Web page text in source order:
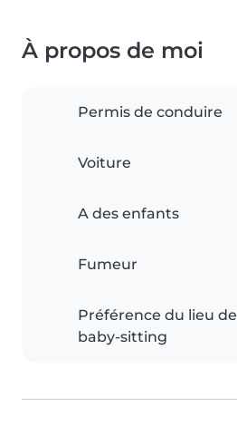
À propos de moi
Permis de conduire
Voiture
A des enfants
Fumeur
Préférence du lieu de
baby-sitting